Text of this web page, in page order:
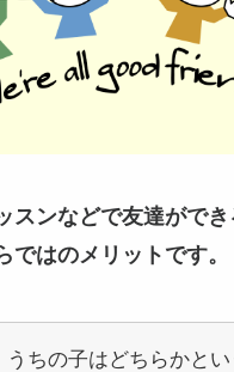
スンなどで友達がで
ではのメリットです。
うちの子はどちらかと